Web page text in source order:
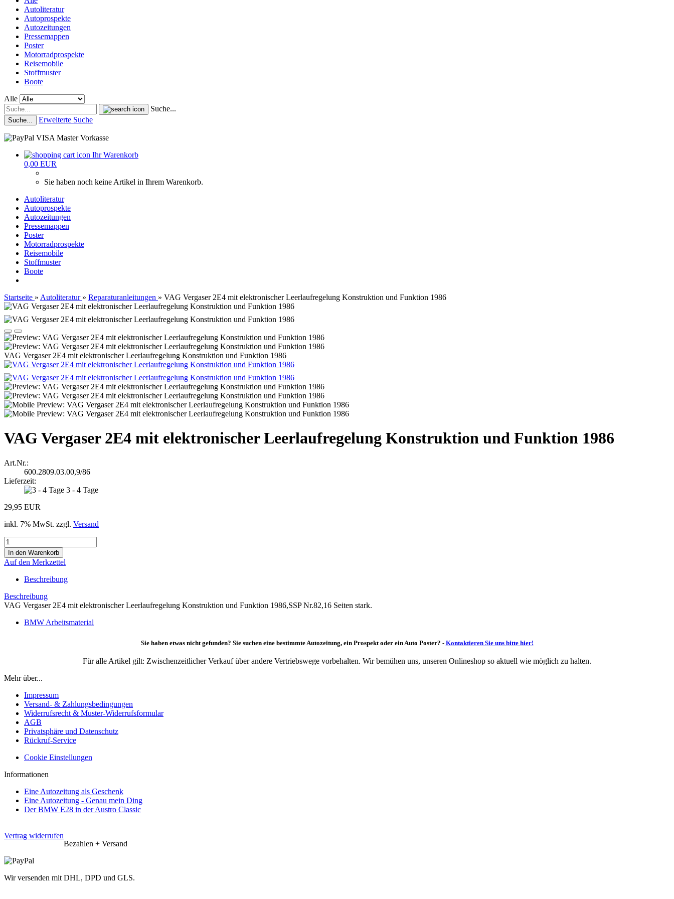
Autoliteratur
Autoprospekte
Autozeitungen
Pressemappen
Poster
Motorradprospekte
Reisemobile
Stoffmuster
Boote
Alle
Suche...
Suche... Erweiterte Suche
Ihr Warenkorb
0,00 EUR
Sie haben noch keine Artikel in Ihrem Warenkorb.
Autoliteratur
Autoprospekte
Autozeitungen
Pressemappen
Poster
Motorradprospekte
Reisemobile
Stoffmuster
Boote
Startseite » Autoliteratur » Reparaturanleitungen » VAG Vergaser 2E4 mit elektronischer Leerlaufregelung Konstruktion und Funktion 1986
VAG Vergaser 2E4 mit elektronischer Leerlaufregelung Konstruktion und Funktion 1986
VAG Vergaser 2E4 mit elektronischer Leerlaufregelung Konstruktion und Funktion 1986
Art.Nr.:
600.2809.03.00,9/86
Lieferzeit:
3 - 4 Tage
29,95 EUR
inkl. 7% MwSt. zzgl. Versand
Auf den Merkzettel
Beschreibung
Beschreibung
VAG Vergaser 2E4 mit elektronischer Leerlaufregelung Konstruktion und Funktion 1986,SSP Nr.82,16 Seiten stark.
BMW Arbeitsmaterial
Sie haben etwas nicht gefunden? Sie suchen eine bestimmte Autozeitung, ein Prospekt oder ein Auto Poster? - Kontaktieren Sie uns bitte hier!
Für alle Artikel gilt: Zwischenzeitlicher Verkauf über andere Vertriebswege vorbehalten. Wir bemühen uns, unseren Onlineshop so aktuell wie möglich zu halten.
Mehr über...
Impressum
Versand- & Zahlungsbedingungen
Widerrufsrecht & Muster-Widerrufsformular
AGB
Privatsphäre und Datenschutz
Rückruf-Service
Cookie Einstellungen
Informationen
Eine Autozeitung als Geschenk
Eine Autozeitung - Genau mein Ding
Der BMW E28 in der Austro Classic
Vertrag widerrufen
Bezahlen + Versand
Wir versenden mit DHL, DPD und GLS.